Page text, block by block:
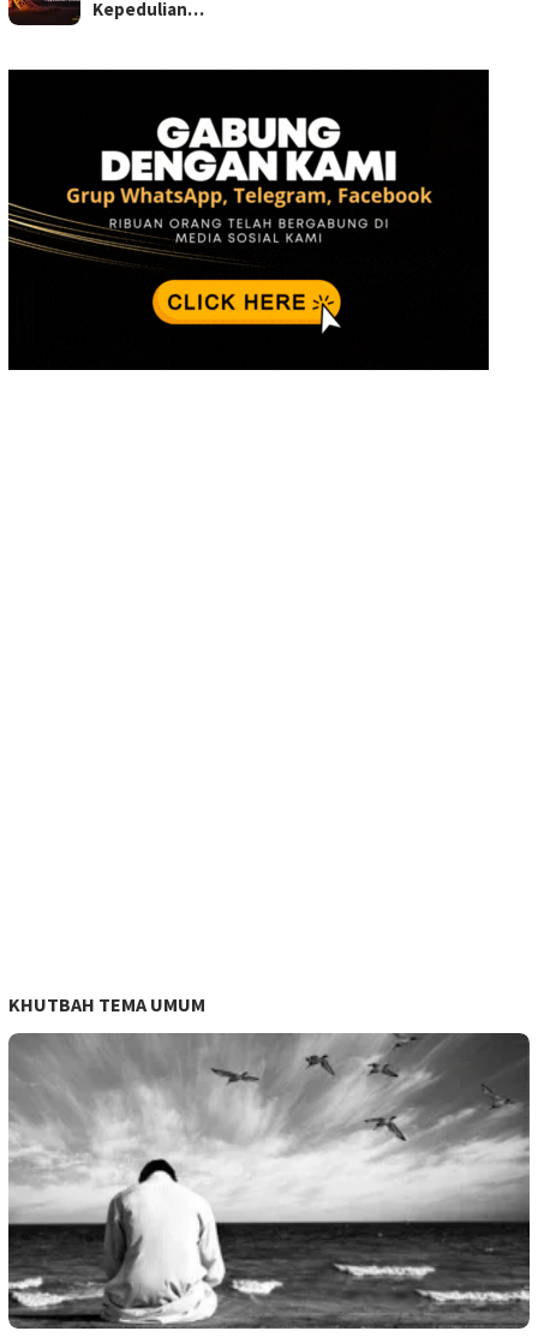
Kepedulian…
KHUTBAH TEMA UMUM